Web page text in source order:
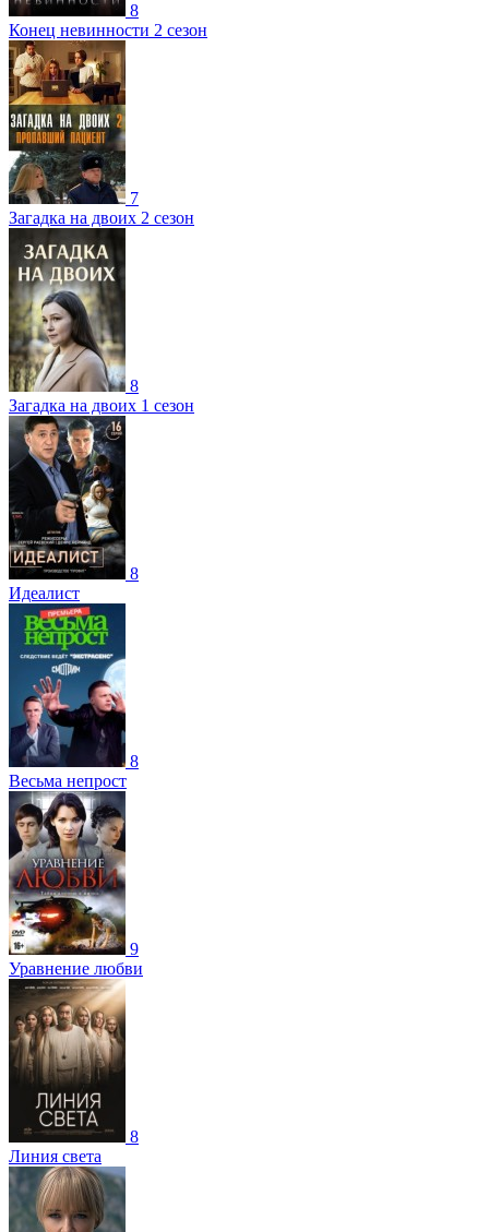
8
Конец невинности 2 сезон
7
Загадка на двоих 2 сезон
8
Загадка на двоих 1 сезон
8
Идеалист
8
Весьма непрост
9
Уравнение любви
8
Линия света